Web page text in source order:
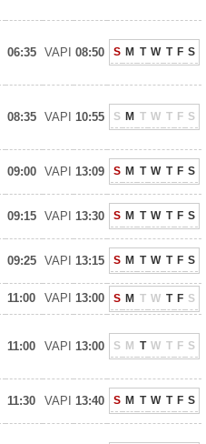
06:35 VAPI 08:50 S M T W T F S
08:35 VAPI 10:55 S M T W T F S
09:00 VAPI 13:09 S M T W T F S
09:15 VAPI 13:30 S M T W T F S
09:25 VAPI 13:15 S M T W T F S
11:00 VAPI 13:00 S M T W T F S
11:00 VAPI 13:00 S M T W T F S
11:30 VAPI 13:40 S M T W T F S